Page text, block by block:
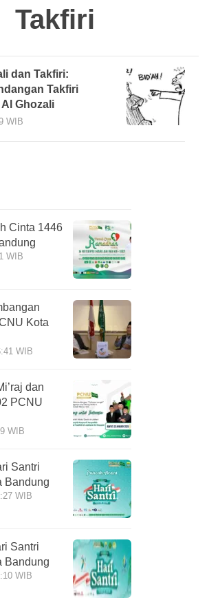
Takfiri
dan Takfiri:
Takfiri
Al Ghozali
WIB
Cinta 1446
WIB
Kota
WIB
dan
PCNU
WIB
Santri
Bandung
WIB
Santri
Bandung
WIB